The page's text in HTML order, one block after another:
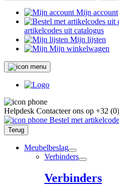
Mijn account
artikelcodes uit catalogus
Mijn lijsten
Mijn winkelwagen
Helpdesk Contacteer ons op +32
Bestel met
Terug
Meubelbeslag
Verbinders
Verbinders